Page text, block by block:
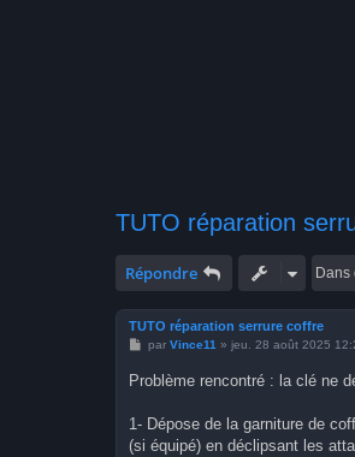
TUTO réparation
Répondre
TUTO réparation serrure coffre
M
s
g
e
par Vince11» jeu. 28 août 2025
Problème rencontré : la clé ne
1- Dépose de la garniture de
(si équipé) en déclipsant les